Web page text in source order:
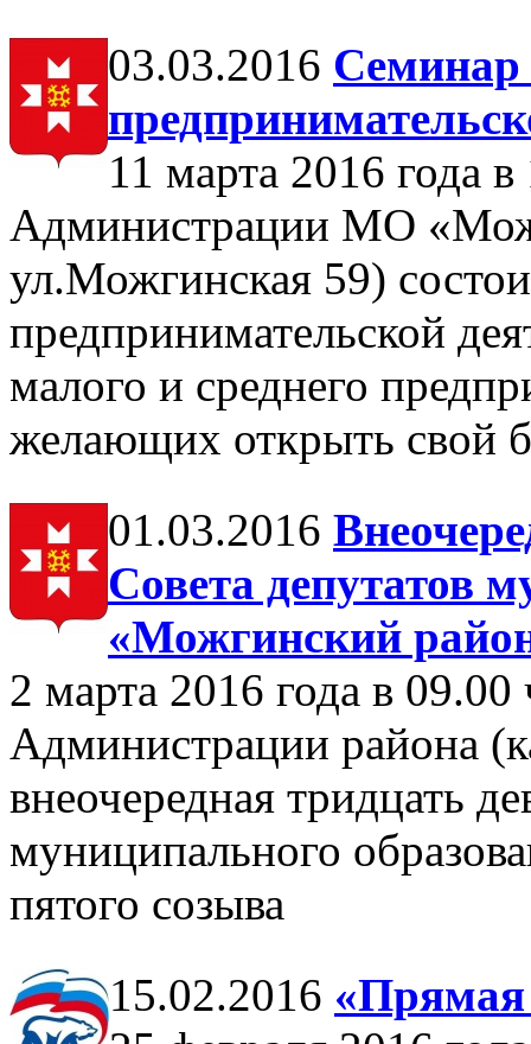
03.03.2016 Семинар
11 марта 2016 года
Администрации МО
ул.Можгинская 59)
предпринимательской
малого и среднего
желающих открыть свой
01.03.2016
Совета депутатов
«Можгинский
2 марта 2016 года в 09.00
Администрации района
внеочередная тридцать
муниципального
пятого созыва
15.02.2016 «Прямая